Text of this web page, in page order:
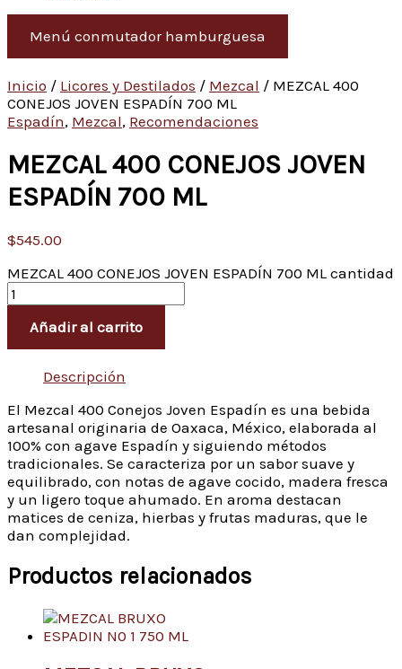
Menú conmutador hamburguesa
Inicio / Licores y Destilados / Mezcal / MEZCAL 400
CONEJOS JOVEN ESPADÍN 700 ML
Espadín, Mezcal, Recomendaciones
MEZCAL 400 CONEJOS JOVEN
ESPADÍN 700 ML
$545.00
MEZCAL 400 CONEJOS JOVEN ESPADÍN 700 ML cantidad
Añadir al carrito
Descripción
El Mezcal 400 Conejos Joven Espadín es una bebida
artesanal originaria de Oaxaca, México, elaborada al
100% con agave Espadín y siguiendo métodos
tradicionales. Se caracteriza por un sabor suave y
equilibrado, con notas de agave cocido, madera fresca
y un ligero toque ahumado. En aroma destacan
matices de ceniza, hierbas y frutas maduras, que le
dan complejidad.
Productos relacionados